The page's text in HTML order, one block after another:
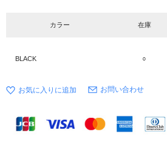
カラー 在庫
BLACK ○
お問い合わせ